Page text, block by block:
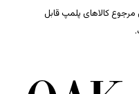
کالاهای پلمپ قابل